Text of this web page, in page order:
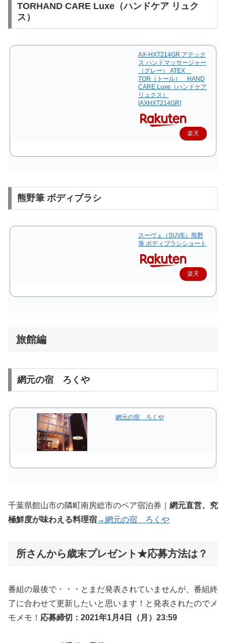
TORHAND CARE Luxe（ハンドケア リュク
ス）
AX-HXT214GR アテック
ス ハンドマッサージャー
（グレー） ATEX
TOR（トール） HAND
CARE Luxe（ハンドケア
リュクス）
[AXHXT214GR]
楽天
熊野筆 ボディブラシ
スーヴェ（SUVE）熊野
筆 ボディブラシショート
楽天
旅館編
網元の宿 ろくや
網元の宿 ろくや
千葉県館山市の隣町南房総市のペア宿泊券｜ 網元直営、究
極鮮度が味わえる料理宿→網元の宿 ろくや
所さんから歳末プレゼント★応募方法は？
番組の最後で・・・とまだ発表されていませんが、番組終
了に合わせて更新したいと思います！と発表されたのでメ
モメモ！ 応募締切：2021年1月4日（月）23:59